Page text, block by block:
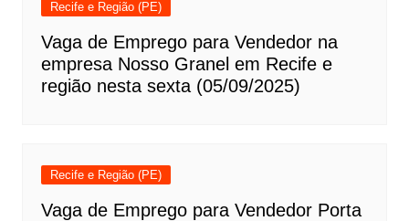
Recife e Região (PE)
Vaga de Emprego para Vendedor na
empresa Nosso Granel em Recife e
região nesta sexta (05/09/2025)
Recife e Região (PE)
Vaga de Emprego para Vendedor Porta